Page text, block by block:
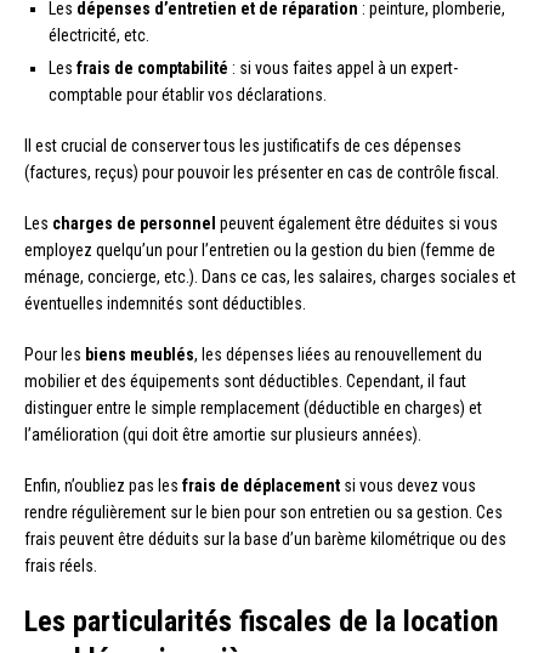
Les dépenses d’entretien et de réparation : peinture, plomberie,
électricité, etc.
Les frais de comptabilité : si vous faites appel à un expert-
comptable pour établir vos déclarations.
Il est crucial de conserver tous les justificatifs de ces dépenses
(factures, reçus) pour pouvoir les présenter en cas de contrôle fiscal.
Les charges de personnel peuvent également être déduites si vous
employez quelqu’un pour l’entretien ou la gestion du bien (femme de
ménage, concierge, etc.). Dans ce cas, les salaires, charges sociales et
éventuelles indemnités sont déductibles.
Pour les biens meublés, les dépenses liées au renouvellement du
mobilier et des équipements sont déductibles. Cependant, il faut
distinguer entre le simple remplacement (déductible en charges) et
l’amélioration (qui doit être amortie sur plusieurs années).
Enfin, n’oubliez pas les frais de déplacement si vous devez vous
rendre régulièrement sur le bien pour son entretien ou sa gestion. Ces
frais peuvent être déduits sur la base d’un barème kilométrique ou des
frais réels.
Les particularités fiscales de la location